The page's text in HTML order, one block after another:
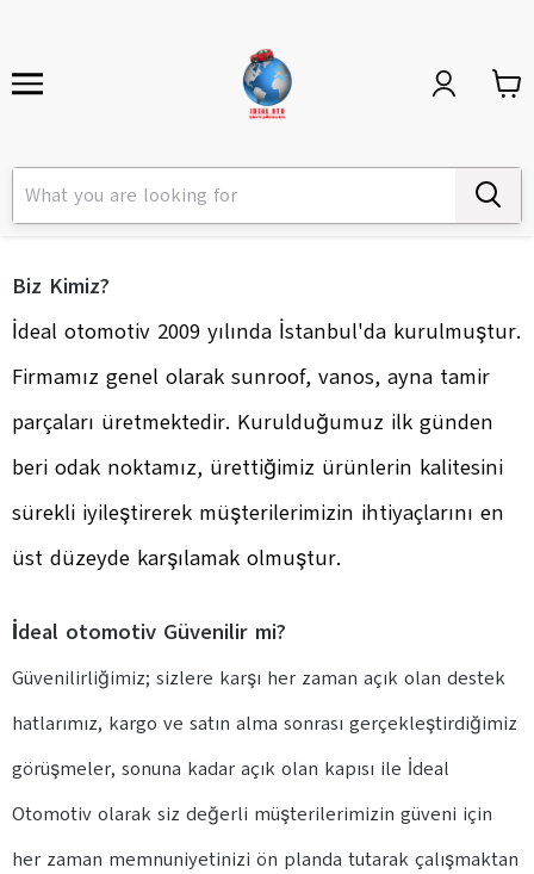
Biz Kimiz?
İdeal otomotiv 2009 yılında İstanbul'da kurulmuştur.
Firmamız genel olarak sunroof, vanos, ayna tamir
parçaları üretmektedir. Kurulduğumuz ilk günden
beri odak noktamız, ürettiğimiz ürünlerin kalitesini
sürekli iyileştirerek müşterilerimizin ihtiyaçlarını en
üst düzeyde karşılamak olmuştur.
İdeal otomotiv Güvenilir mi?
Güvenilirliğimiz; sizlere karşı her zaman açık olan destek
hatlarımız, kargo ve satın alma sonrası gerçekleştirdiğimiz
görüşmeler, sonuna kadar açık olan kapısı ile İdeal
Otomotiv olarak siz değerli müşterilerimizin güveni için
her zaman memnuniyetinizi ön planda tutarak çalışmaktan